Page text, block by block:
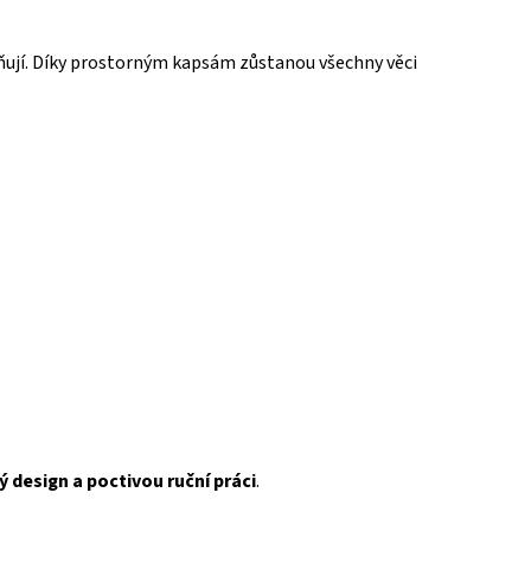
Díky prostorným kapsám zůstanou všechny věci
design a poctivou ruční práci.